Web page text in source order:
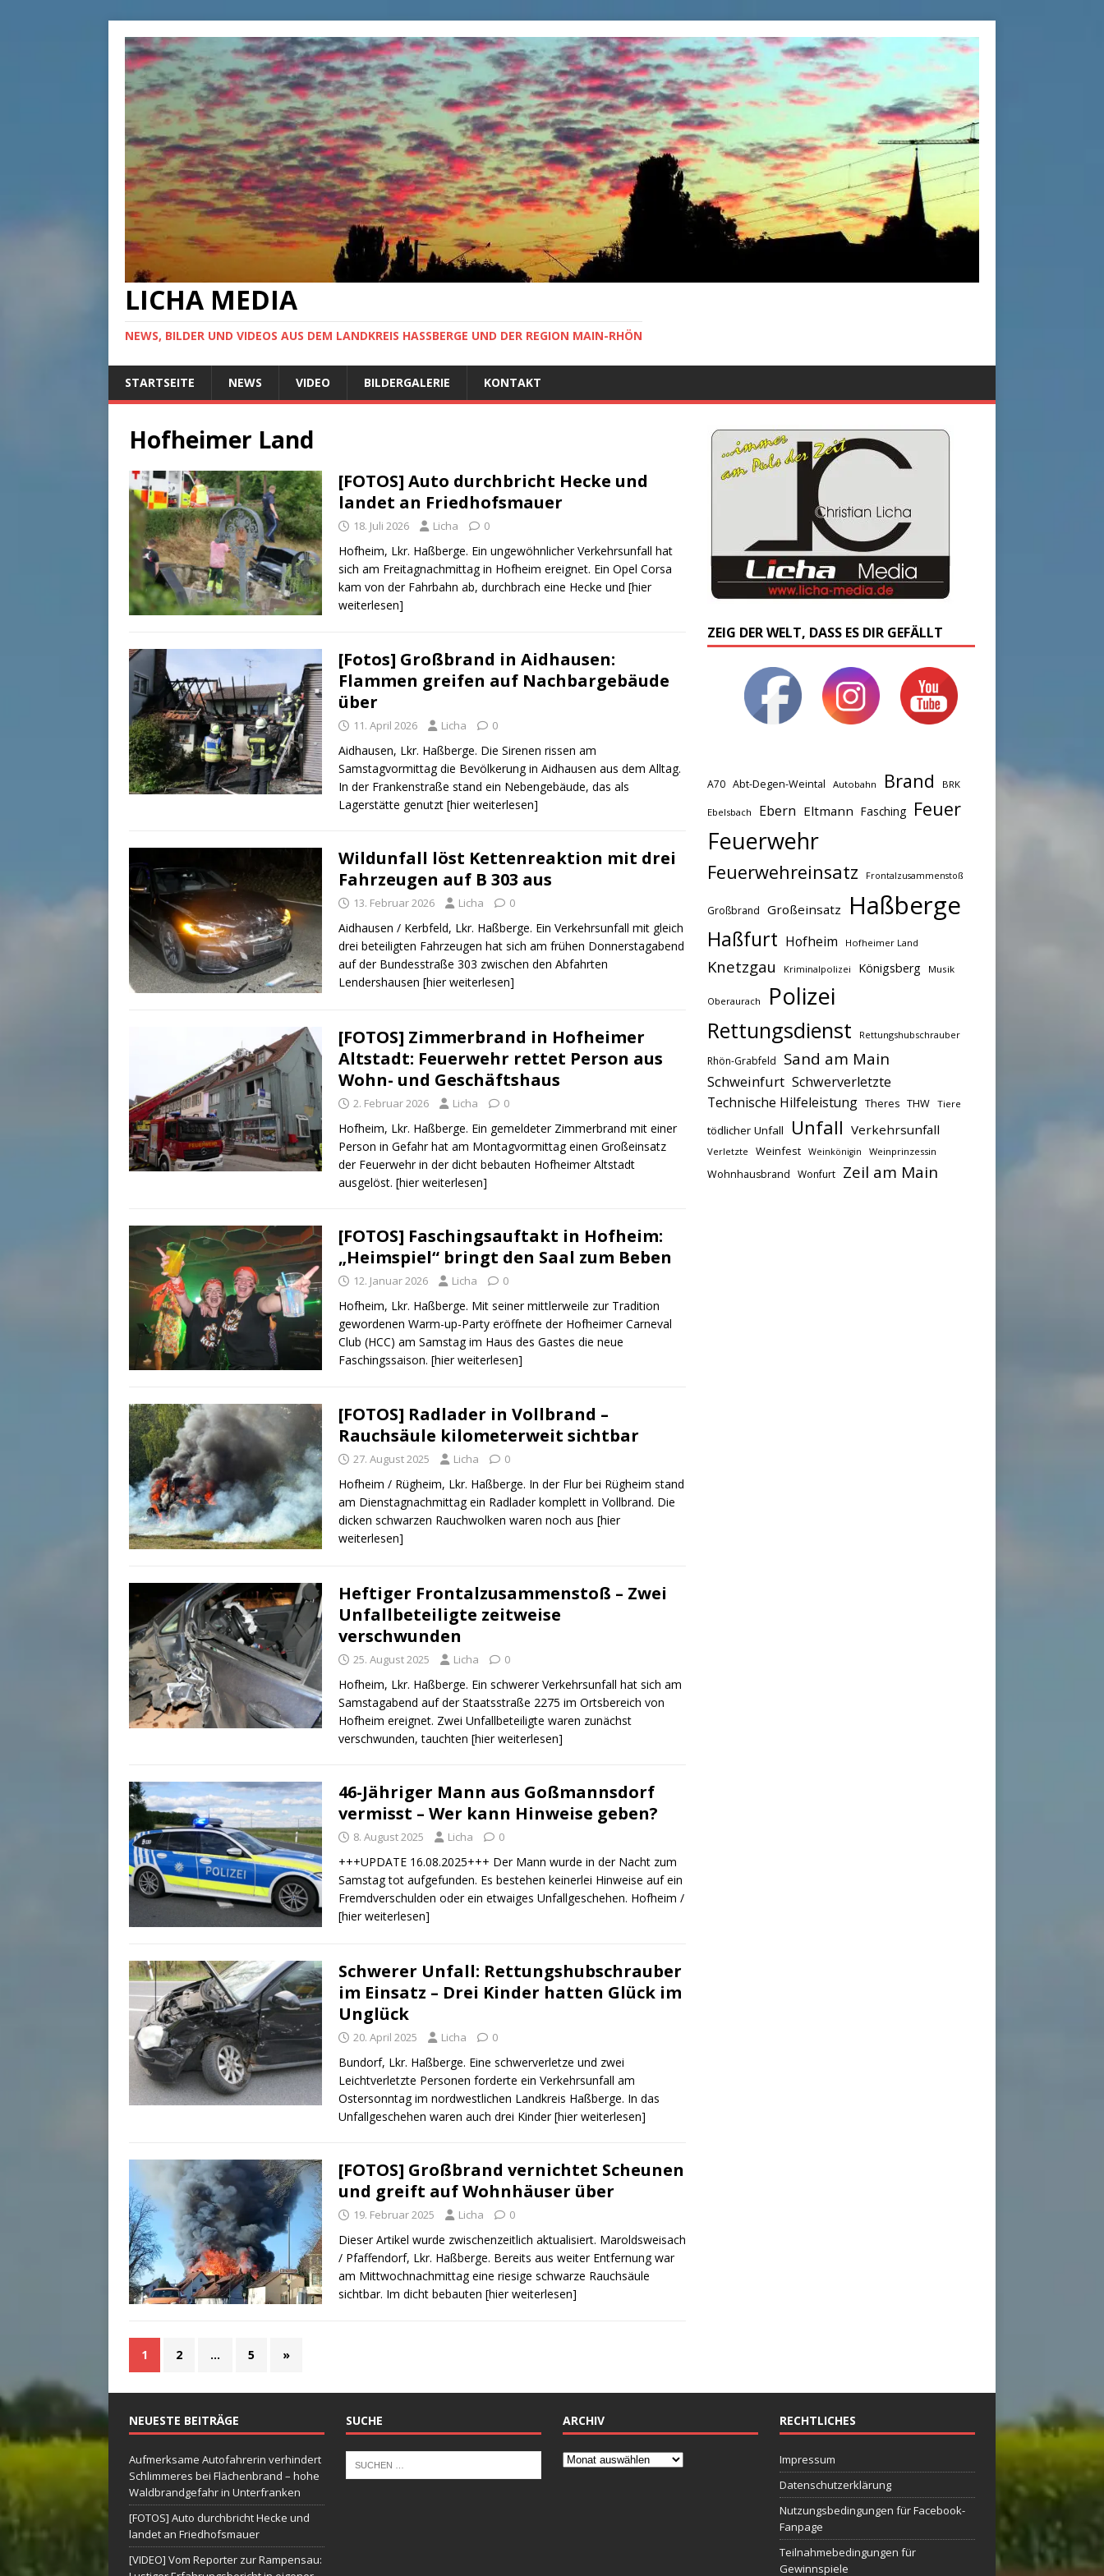
LICHA MEDIA
NEWS, BILDER UND VIDEOS AUS DEM LANDKREIS HASSBERGE UND DER REGION MAIN-RHÖN
STARTSEITE NEWS VIDEO BILDERGALERIE KONTAKT
Hofheimer Land
[FOTOS] Auto durchbricht Hecke und
landet an Friedhofsmauer
18. Juli 2026 Licha 0
Hofheim, Lkr. Haßberge. Ein ungewöhnlicher Verkehrsunfall hat
sich am Freitagnachmittag in Hofheim ereignet. Ein Opel Corsa
kam von der Fahrbahn ab, durchbrach eine Hecke und [hier
weiterlesen]
[Fotos] Großbrand in Aidhausen:
Flammen greifen auf Nachbargebäude
über
11. April 2026 Licha 0
Aidhausen, Lkr. Haßberge. Die Sirenen rissen am
Samstagvormittag die Bevölkerung in Aidhausen aus dem Alltag.
In der Frankenstraße stand ein Nebengebäude, das als
Lagerstätte genutzt [hier weiterlesen]
Wildunfall löst Kettenreaktion mit drei
Fahrzeugen auf B 303 aus
13. Februar 2026 Licha 0
Aidhausen / Kerbfeld, Lkr. Haßberge. Ein Verkehrsunfall mit gleich
drei beteiligten Fahrzeugen hat sich am frühen Donnerstagabend
auf der Bundesstraße 303 zwischen den Abfahrten
Lendershausen [hier weiterlesen]
[FOTOS] Zimmerbrand in Hofheimer
Altstadt: Feuerwehr rettet Person aus
Wohn- und Geschäftshaus
2. Februar 2026 Licha 0
Hofheim, Lkr. Haßberge. Ein gemeldeter Zimmerbrand mit einer
Person in Gefahr hat am Montagvormittag einen Großeinsatz
der Feuerwehr in der dicht bebauten Hofheimer Altstadt
ausgelöst. [hier weiterlesen]
[FOTOS] Faschingsauftakt in Hofheim:
„Heimspiel“ bringt den Saal zum Beben
12. Januar 2026 Licha 0
Hofheim, Lkr. Haßberge. Mit seiner mittlerweile zur Tradition
gewordenen Warm-up-Party eröffnete der Hofheimer Carneval
Club (HCC) am Samstag im Haus des Gastes die neue
Faschingssaison. [hier weiterlesen]
[FOTOS] Radlader in Vollbrand –
Rauchsäule kilometerweit sichtbar
27. August 2025 Licha 0
Hofheim / Rügheim, Lkr. Haßberge. In der Flur bei Rügheim stand
am Dienstagnachmittag ein Radlader komplett in Vollbrand. Die
dicken schwarzen Rauchwolken waren noch aus [hier
weiterlesen]
Heftiger Frontalzusammenstoß – Zwei
Unfallbeteiligte zeitweise
verschwunden
25. August 2025 Licha 0
Hofheim, Lkr. Haßberge. Ein schwerer Verkehrsunfall hat sich am
Samstagabend auf der Staatsstraße 2275 im Ortsbereich von
Hofheim ereignet. Zwei Unfallbeteiligte waren zunächst
verschwunden, tauchten [hier weiterlesen]
46-Jähriger Mann aus Goßmannsdorf
vermisst – Wer kann Hinweise geben?
8. August 2025 Licha 0
+++UPDATE 16.08.2025+++ Der Mann wurde in der Nacht zum
Samstag tot aufgefunden. Es bestehen keinerlei Hinweise auf ein
Fremdverschulden oder ein etwaiges Unfallgeschehen. Hofheim /
[hier weiterlesen]
Schwerer Unfall: Rettungshubschrauber
im Einsatz – Drei Kinder hatten Glück im
Unglück
20. April 2025 Licha 0
Bundorf, Lkr. Haßberge. Eine schwerverletze und zwei
Leichtverletzte Personen forderte ein Verkehrsunfall am
Ostersonntag im nordwestlichen Landkreis Haßberge. In das
Unfallgeschehen waren auch drei Kinder[hier weiterlesen]
[FOTOS] Großbrand vernichtet Scheunen
und greift auf Wohnhäuser über
19. Februar 2025 Licha 0
Dieser Artikel wurde zwischenzeitlich aktualisiert. Maroldsweisach
/ Pfaffendorf, Lkr. Haßberge. Bereits aus weiter Entfernung war
am Mittwochnachmittag eine riesige schwarze Rauchsäule
sichtbar. Im dicht bebauten [hier weiterlesen]
1 2 … 5 »
ZEIG DER WELT, DASS ES DIR GEFÄLLT
A70 Abt-Degen-Weintal Autobahn Brand BRK
Ebelsbach Ebern Eltmann Fasching Feuer
Feuerwehr
Feuerwehreinsatz Frontalzusammenstoß
Großbrand Großeinsatz Haßberge
Haßfurt Hofheim Hofheimer Land
Knetzgau Kriminalpolizei Königsberg Musik
Oberaurach Polizei
Rettungsdienst Rettungshubschrauber
Rhön-Grabfeld Sand am Main
Schweinfurt Schwerverletzte
Technische Hilfeleistung Theres THW Tiere
tödlicher Unfall Unfall Verkehrsunfall
Verletzte Weinfest Weinkönigin Weinprinzessin
Wohnhausbrand Wonfurt Zeil am Main
NEUESTE BEITRÄGE
Aufmerksame Autofahrerin verhindert
Schlimmeres bei Flächenbrand – hohe
Waldbrandgefahr in Unterfranken
[FOTOS] Auto durchbricht Hecke und
landet an Friedhofsmauer
[VIDEO] Vom Reporter zur Rampensau:
SUCHE ARCHIV RECHTLICHES
Impressum
Datenschutzerklärung
Nutzungsbedingungen für Facebook-
Fanpage
Teilnahmebedingungen für
Gewinnspiele